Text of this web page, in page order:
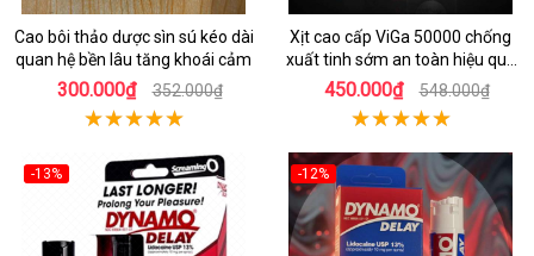
Cao bôi thảo dược sìn sú kéo dài
quan hệ bền lâu tăng khoái cảm
300.000₫ 352.000₫
Xịt cao cấp ViGa 50000 chống
xuất tinh sớm an toàn hiệu quả
nhanh
450.000₫ 548.000₫
-13% -12%